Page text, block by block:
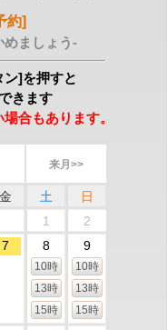
約]
めましょう-
]を押すと
きます
合もあります。
来月>>
金 土
日
1
2
7 8
10時
13時
15時
9
10時
13時
15時